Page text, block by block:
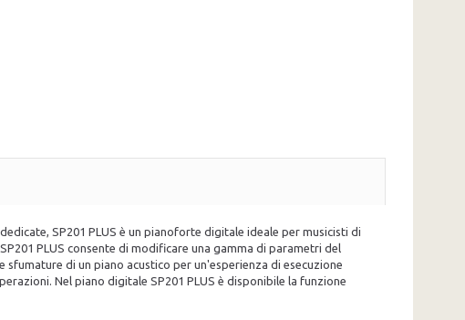
SP201 PLUS è un pianoforte digitale ideale per musicisti di
PLUS consente di modificare una gamma di parametri del
di un piano acustico per un'esperienza di esecuzione
Nel piano digitale SP201 PLUS è disponibile la funzione